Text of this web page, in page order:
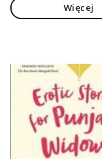
lat
Więcej